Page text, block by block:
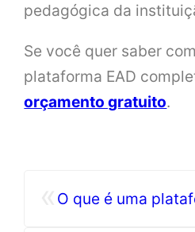
pedagógica da
Se você quer saber
plataforma EAD
orçamento gratuito.
O que é uma